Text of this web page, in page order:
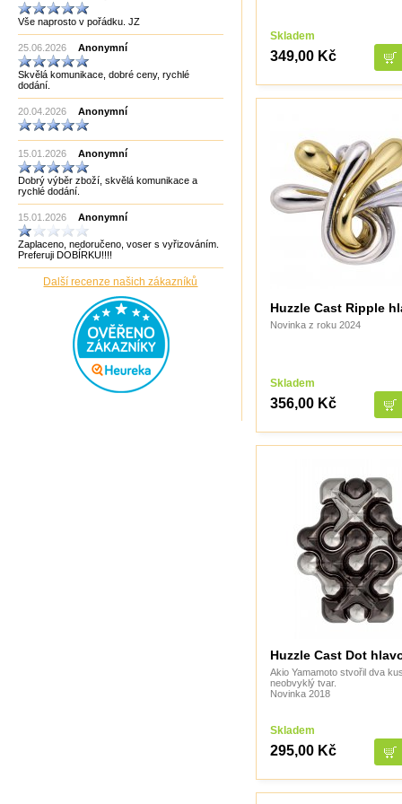
Skladem
349,00 Kč
Huzzle Cast Ripple
Novinka z roku 2024
Skladem
356,00 Kč
Huzzle Cast Dot
Akio Yamamoto stvořil dva
neobvyklý tvar.
Novinka 2018
Skladem
295,00 Kč
Manopoulos
MF3
mf8
MoYu
Německo
Německo Bartl
Německo HCM
New Pelikan
Old Pelikan
Out of the blue
Philos
Piatnik
Puzzle Master Kanada
QiYi
RADEMIC
Recent Toys
Robetoy
Robetoy,Bartl
Rubiks
Rumunsko
ShengShou)
Sonic Games
Speedstack USA
Vše naprosto v pořádku. JZ
25.06.2026 Anonymní
Skvělá komunikace, dobré ceny, rychlé
dodání.
20.04.2026 Anonymní
15.01.2026 Anonymní
Dobrý výběr zboží, skvělá komunikace a
rychlé dodání.
15.01.2026 Anonymní
Zaplaceno, nedoručeno, voser s vyřizováním.
Preferuji DOBÍRKU!!!!
Další recenze našich zákazníků